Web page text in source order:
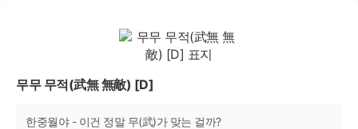
무무 무적(武無 無敵) [D]
한중월야 - 이건 정말 무(武)가 맞는 걸까?